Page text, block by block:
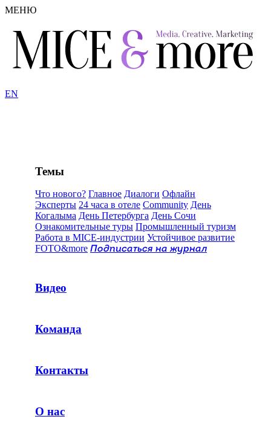
МЕНЮ
EN
Темы
Что нового? Главное Диалоги Офлайн
Эксперты 24 часа в отеле Community День
Когалыма День Петербурга День Сочи
Ознакомительные туры Промышленный туризм
Работа в MICE-индустрии Устойчивое развитие
FOTO&more Подписаться на журнал
Видео
Команда
Контакты
О нас